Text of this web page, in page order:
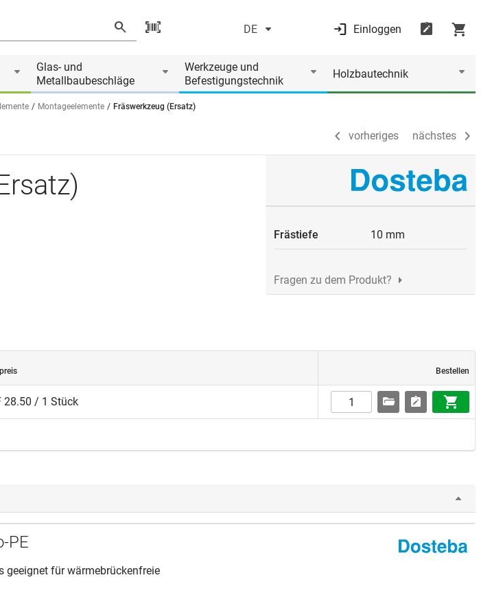
DE Einloggen
Glas- und
Metallbaubeschläge
Werkzeuge und
Befestigungstechnik
Holzbautechnik
Montageelemente Fräswerkzeug (Ersatz)
vorheriges nächstes
vorheriges nächstes
Frästiefe 10 mm
Fragen zu dem Produkt?
Bestellen
28.50 / 1 Stück
PE
geeignet für wärmebrückenfreie